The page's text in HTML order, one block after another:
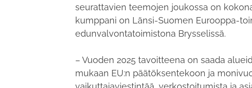
seurattavien teemojen joukossa on
kumppani on Länsi-Suomen Eurooppa-
edunvalvontatoimistona Brysselissä.
– Vuoden 2025 tavoitteena on saada
mukaan EU:n päätöksentekoon ja